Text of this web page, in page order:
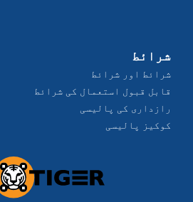
شرائط
شرائط اور شرائط
قابل قبول استعمال کی شرائط
رازداری کی پالیسی
کوکیز پالیسی